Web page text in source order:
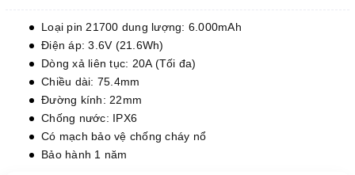
Loại pin 21700 dung lượng: 6.000mAh
Điện áp: 3.6V (21.6Wh)
Dòng xả liên tục: 20A (Tối đa)
Chiều dài: 75.4mm
Đường kính: 22mm
Chống nước: IPX6
Có mạch bảo vệ chống cháy nổ
Bảo hành 1 năm